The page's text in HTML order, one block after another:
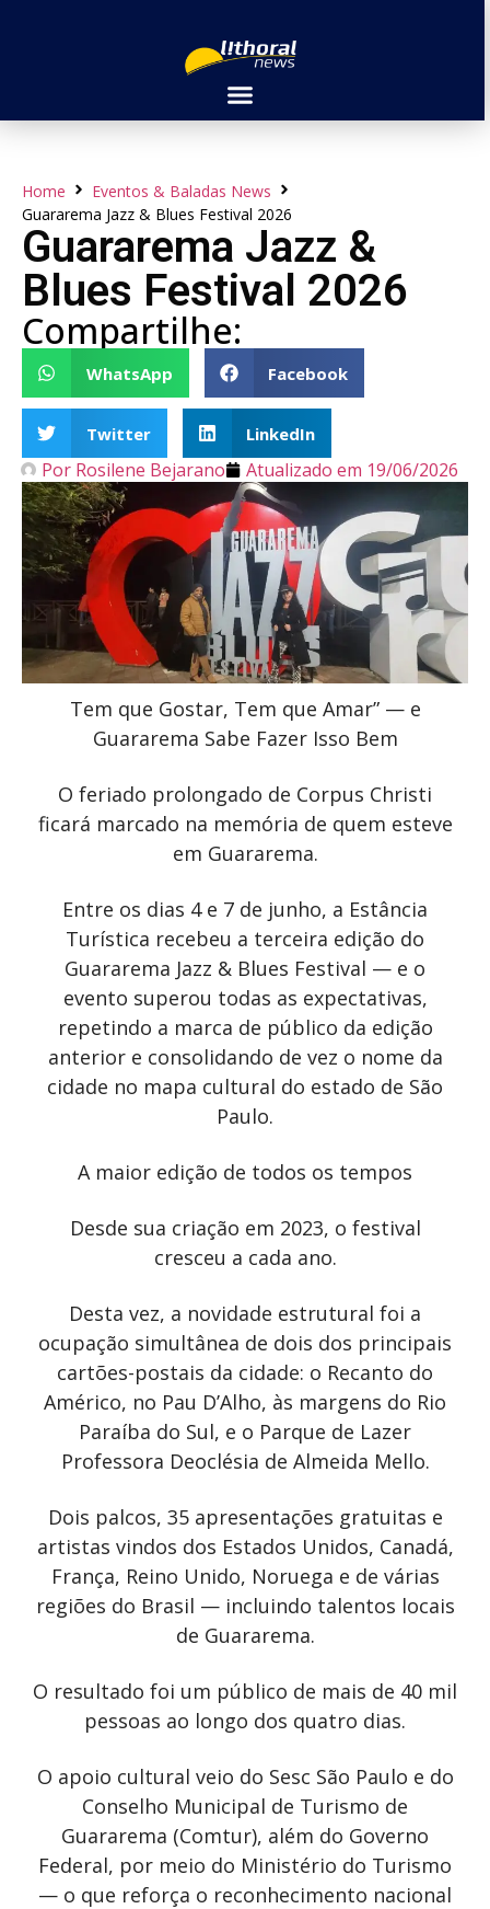
Home
Eventos & Baladas News
Guararema Jazz & Blues Festival 2026
Guararema Jazz &
Blues Festival 2026
Compartilhe:
WhatsApp Facebook
Twitter LinkedIn
Por Rosilene Bejarano Atualizado em 19/06/2026
Tem que Gostar, Tem que Amar” — e
Guararema Sabe Fazer Isso Bem
O feriado prolongado de Corpus Christi
ficará marcado na memória de quem esteve
em Guararema.
Entre os dias 4 e 7 de junho, a Estância
Turística recebeu a terceira edição do
Guararema Jazz & Blues Festival — e o
evento superou todas as expectativas,
repetindo a marca de público da edição
anterior e consolidando de vez o nome da
cidade no mapa cultural do estado de São
Paulo.
A maior edição de todos os tempos
Desde sua criação em 2023, o festival
cresceu a cada ano.
Desta vez, a novidade estrutural foi a
ocupação simultânea de dois dos principais
cartões-postais da cidade: o Recanto do
Américo, no Pau D’Alho, às margens do Rio
Paraíba do Sul, e o Parque de Lazer
Professora Deoclésia de Almeida Mello.
Dois palcos, 35 apresentações gratuitas e
artistas vindos dos Estados Unidos, Canadá,
França, Reino Unido, Noruega e de várias
regiões do Brasil — incluindo talentos locais
de Guararema.
O resultado foi um público de mais de 40 mil
pessoas ao longo dos quatro dias.
O apoio cultural veio do Sesc São Paulo e do
Conselho Municipal de Turismo de
Guararema (Comtur), além do Governo
Federal, por meio do Ministério do Turismo
— o que reforça o reconhecimento nacional